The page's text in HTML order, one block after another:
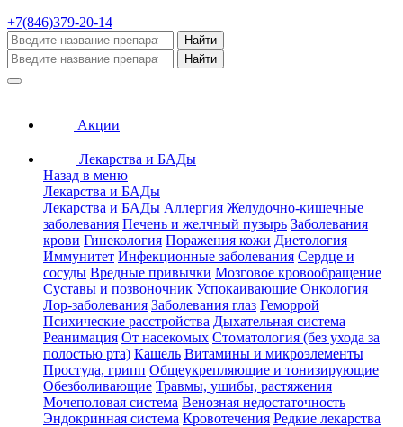
+7(846)379-20-14
Найти
Найти
Акции
Лекарства и БАДы
Назад в меню
Лекарства и БАДы
Лекарства и БАДы Аллергия Желудочно-кишечные
заболевания Печень и желчный пузырь Заболевания
крови Гинекология Поражения кожи Диетология
Иммунитет Инфекционные заболевания Сердце и
сосуды Вредные привычки Мозговое кровообращение
Суставы и позвоночник Успокаивающие Онкология
Лор-заболевания Заболевания глаз Геморрой
Психические расстройства Дыхательная система
Реанимация От насекомых Стоматология (без ухода за
полостью рта) Кашель Витамины и микроэлементы
Простуда, грипп Общеукрепляющие и тонизирующие
Обезболивающие Травмы, ушибы, растяжения
Мочеполовая система Венозная недостаточность
Эндокринная система Кровотечения Редкие лекарства